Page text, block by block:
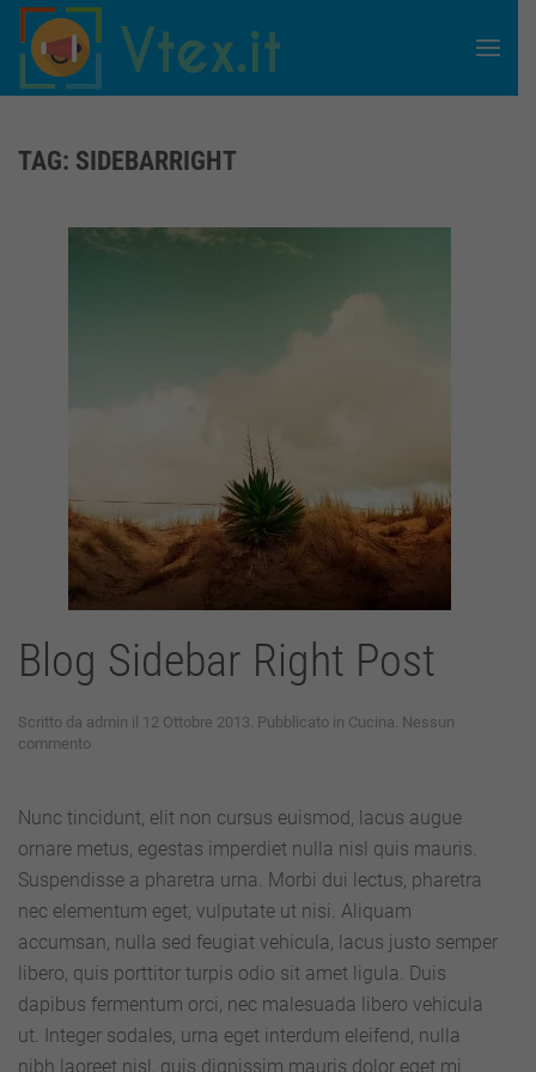
Skip to main content
TAG: SIDEBARRIGHT
Blog Sidebar Right Post
Scritto da admin il 12 Ottobre 2013. Pubblicato in Cucina. Nessun
commentosu
Right
Post
Nunc tincidunt, elit non cursus euismod, lacus augue
ornare metus, egestas imperdiet nulla nisl quis mauris.
Suspendisse a pharetra urna. Morbi dui lectus, pharetra
nec elementum eget, vulputate ut nisi. Aliquam
accumsan, nulla sed feugiat vehicula, lacus justo semper
libero, quis porttitor turpis odio sit amet ligula. Duis
dapibus fermentum orci, nec malesuada libero vehicula
ut. Integer sodales, urna eget interdum eleifend, nulla
nibh laoreet nisl, quis dignissim mauris dolor eget mi.